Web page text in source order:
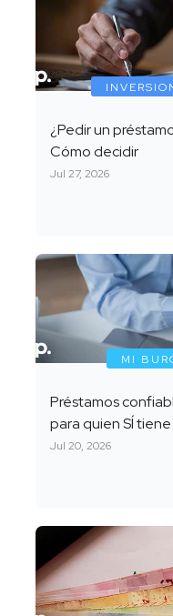
¿Pedir un
Cómo decidir
Jul 27, 2026
MI
Préstamos
para quien SÍ
Jul 20, 2026